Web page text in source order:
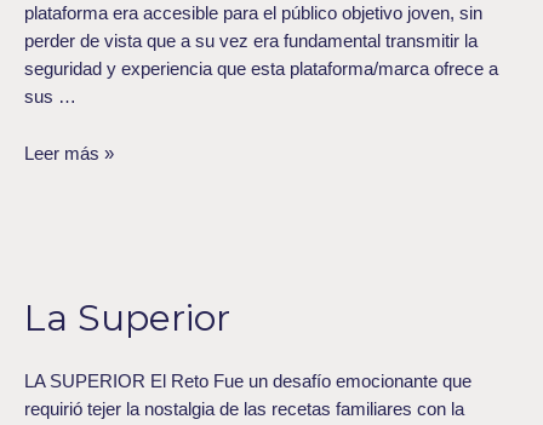
plataforma era accesible para el público objetivo joven, sin
perder de vista que a su vez era fundamental transmitir la
seguridad y experiencia que esta plataforma/marca ofrece a
sus …
Leer más »
La Superior
LA SUPERIOR El Reto Fue un desafío emocionante que
requirió tejer la nostalgia de las recetas familiares con la